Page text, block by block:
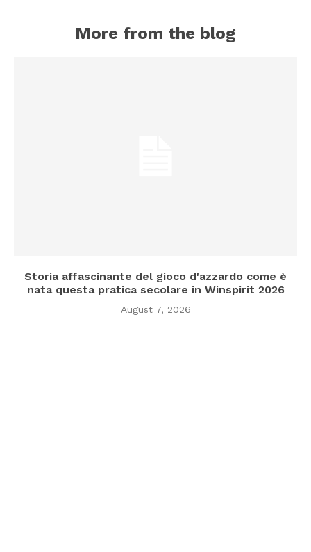
More from the blog
Storia affascinante del gioco d'azzardo come è
nata questa pratica secolare in Winspirit 2026
August 7, 2026